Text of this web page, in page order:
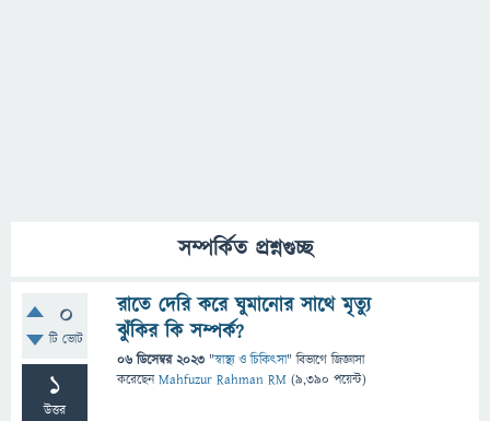
সম্পর্কিত প্রশ্নগুচ্ছ
0
টি ভোট
1
উত্তর
রাতে দেরি করে ঘুমানোর সাথে মৃত্যু
ঝুঁকির কি সম্পর্ক?
06 ডিসেম্বর 2023 "স্বাস্থ্য ও চিকিৎসা" বিভাগে জিজ্ঞাসা
করেছেনMahfuzur Rahman RM (9,390 পয়েন্ট)